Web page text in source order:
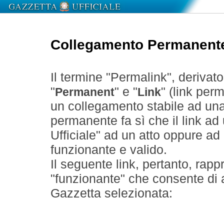
Collegamento
Il termine "Permalink",
" Permanent" e " Link" (link
un collegamento stabile ad
permanente fa sì che il link
Ufficiale" ad un atto oppure
funzionante e valido.
Il seguente link, pertanto,
"funzionante" che consente
Gazzetta selezionata: